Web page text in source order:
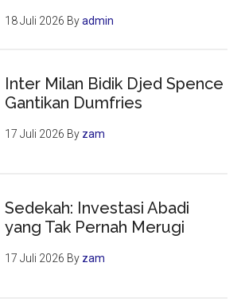
18 Juli 2026 Byadmin
Inter Milan Bidik Djed Spence
Gantikan Dumfries
17 Juli 2026 By zam
Sedekah: Investasi Abadi
yang Tak Pernah Merugi
17 Juli 2026 By zam